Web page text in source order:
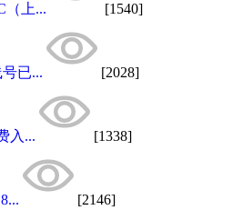
（上... [1540]
已... [2028]
入... [1338]
[2146]